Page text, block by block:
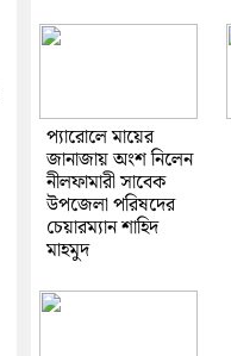
প্যারোলে মায়ের
জানাজায় অংশ নিলেন
নীলফামারী সাবেক
উপজেলা পরিষদের
চেয়ারম্যান শাহিদ
মাহমুদ